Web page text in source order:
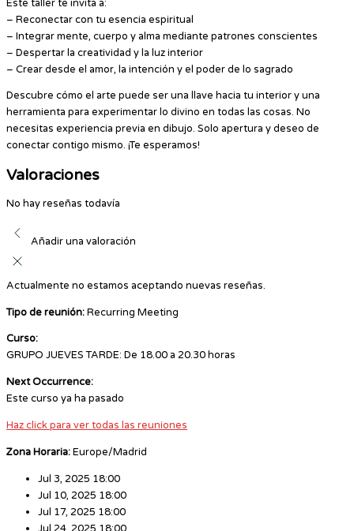
Este taller te invita a:
– Reconectar con tu esencia espiritual
– Integrar mente, cuerpo y alma mediante patrones conscientes
– Despertar la creatividad y la luz interior
– Crear desde el amor, la intención y el poder de lo sagrado
Descubre cómo el arte puede ser una llave hacia tu interior y una
herramienta para experimentar lo divino en todas las cosas. No
necesitas experiencia previa en dibujo. Solo apertura y deseo de
conectar contigo mismo. ¡Te esperamos!
Valoraciones
No hay reseñas todavía
Añadir una valoración
Actualmente no estamos aceptando nuevas reseñas.
Tipo de reunión:Recurring Meeting
Curso:
GRUPO JUEVES TARDE: De 18.00 a 20.30 horas
Next Occurrence:
Este curso ya ha pasado
Haz click para ver todas las reuniones
Zona Horaria:Europe/Madrid
Jul 3, 2025 18:00
Jul 10, 2025 18:00
Jul 17, 2025 18:00
Jul 24, 2025 18:00